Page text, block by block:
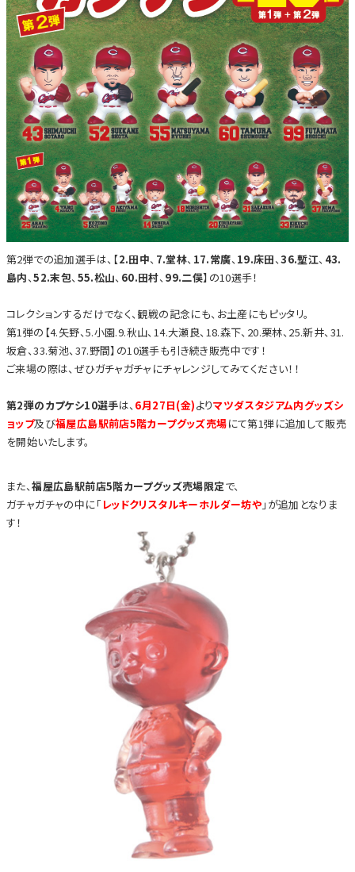
第2弾での追加選手は、【2.田中、 7.堂林、 17.常廣、19.床田、36.塹江、 43.
島内、52.末包、55.松山、 60.田村、99.二俣】の10選手！
コレクションするだけでなく、観戦の記念にも、お土産にもピッタリ。
第1弾の【4.矢野、5.小園.9.秋山、14.大瀬良、18.森下、20.栗林、25.新井、31.
坂倉、33.菊池、37.野間】の10選手も引き続き販売中です！
ご来場の際は、ぜひガチャガチャにチャレンジしてみてください！！
第2弾のカプケシ10選手は、6月27日(金)よりマツダスタジアム内グッズシ
ョップ及び福屋広島駅前店5階カープグッズ売場にて第1弾に追加して販売
を開始いたします。
また、福屋広島駅前店5階カープグッズ売場限定で、
ガチャガチャの中に「レッドクリスタルキーホルダー坊や 」が追加となりま
す！